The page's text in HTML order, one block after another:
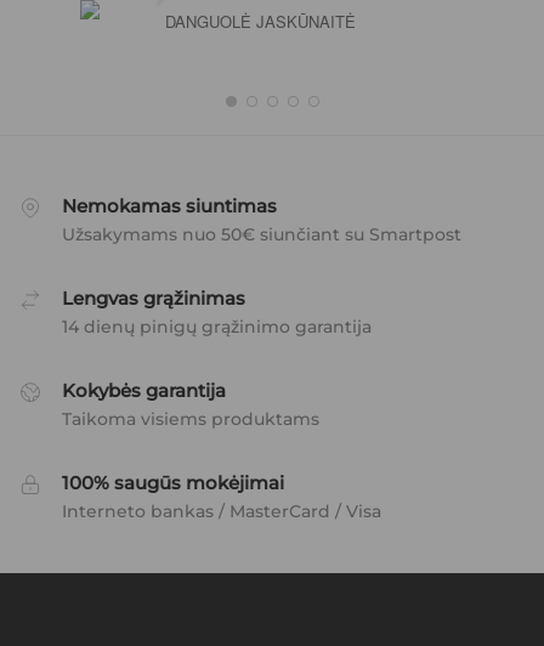
DANGUOLĖ JASKŪNAITĖ
Nemokamas siuntimas
Užsakymams nuo 50€ siunčiant su Smartpost
Lengvas grąžinimas
14 dienų pinigų grąžinimo garantija
Kokybės garantija
Taikoma visiems produktams
100% saugūs mokėjimai
Interneto bankas / MasterCard / Visa